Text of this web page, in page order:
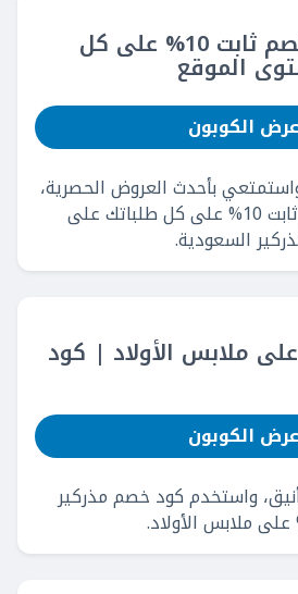
استفيدي من خصم ثابت 10% على كل
الموقع
عرض الكوبون
بأحدث العروض الحصرية،
واستفيدي من خصم ثابت 10% على كل طلباتك على
السعودية.
10% على ملابس الأولاد | كود
عرض الكوبون
واستخدم كود خصم مذركير